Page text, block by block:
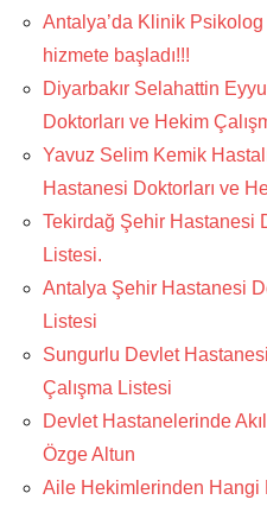
Antalya’da Klinik
hizmete başladı!!!
Diyarbakır Selahattin
Doktorları ve Hekim
Yavuz Selim Kemik
Hastanesi Doktorları ve
Tekirdağ Şehir Hastanesi
Listesi.
Antalya Şehir Hastanesi
Listesi
Sungurlu Devlet
Çalışma Listesi
Devlet Hastanelerinde
Özge Altun
Aile Hekimlerinden Hangi